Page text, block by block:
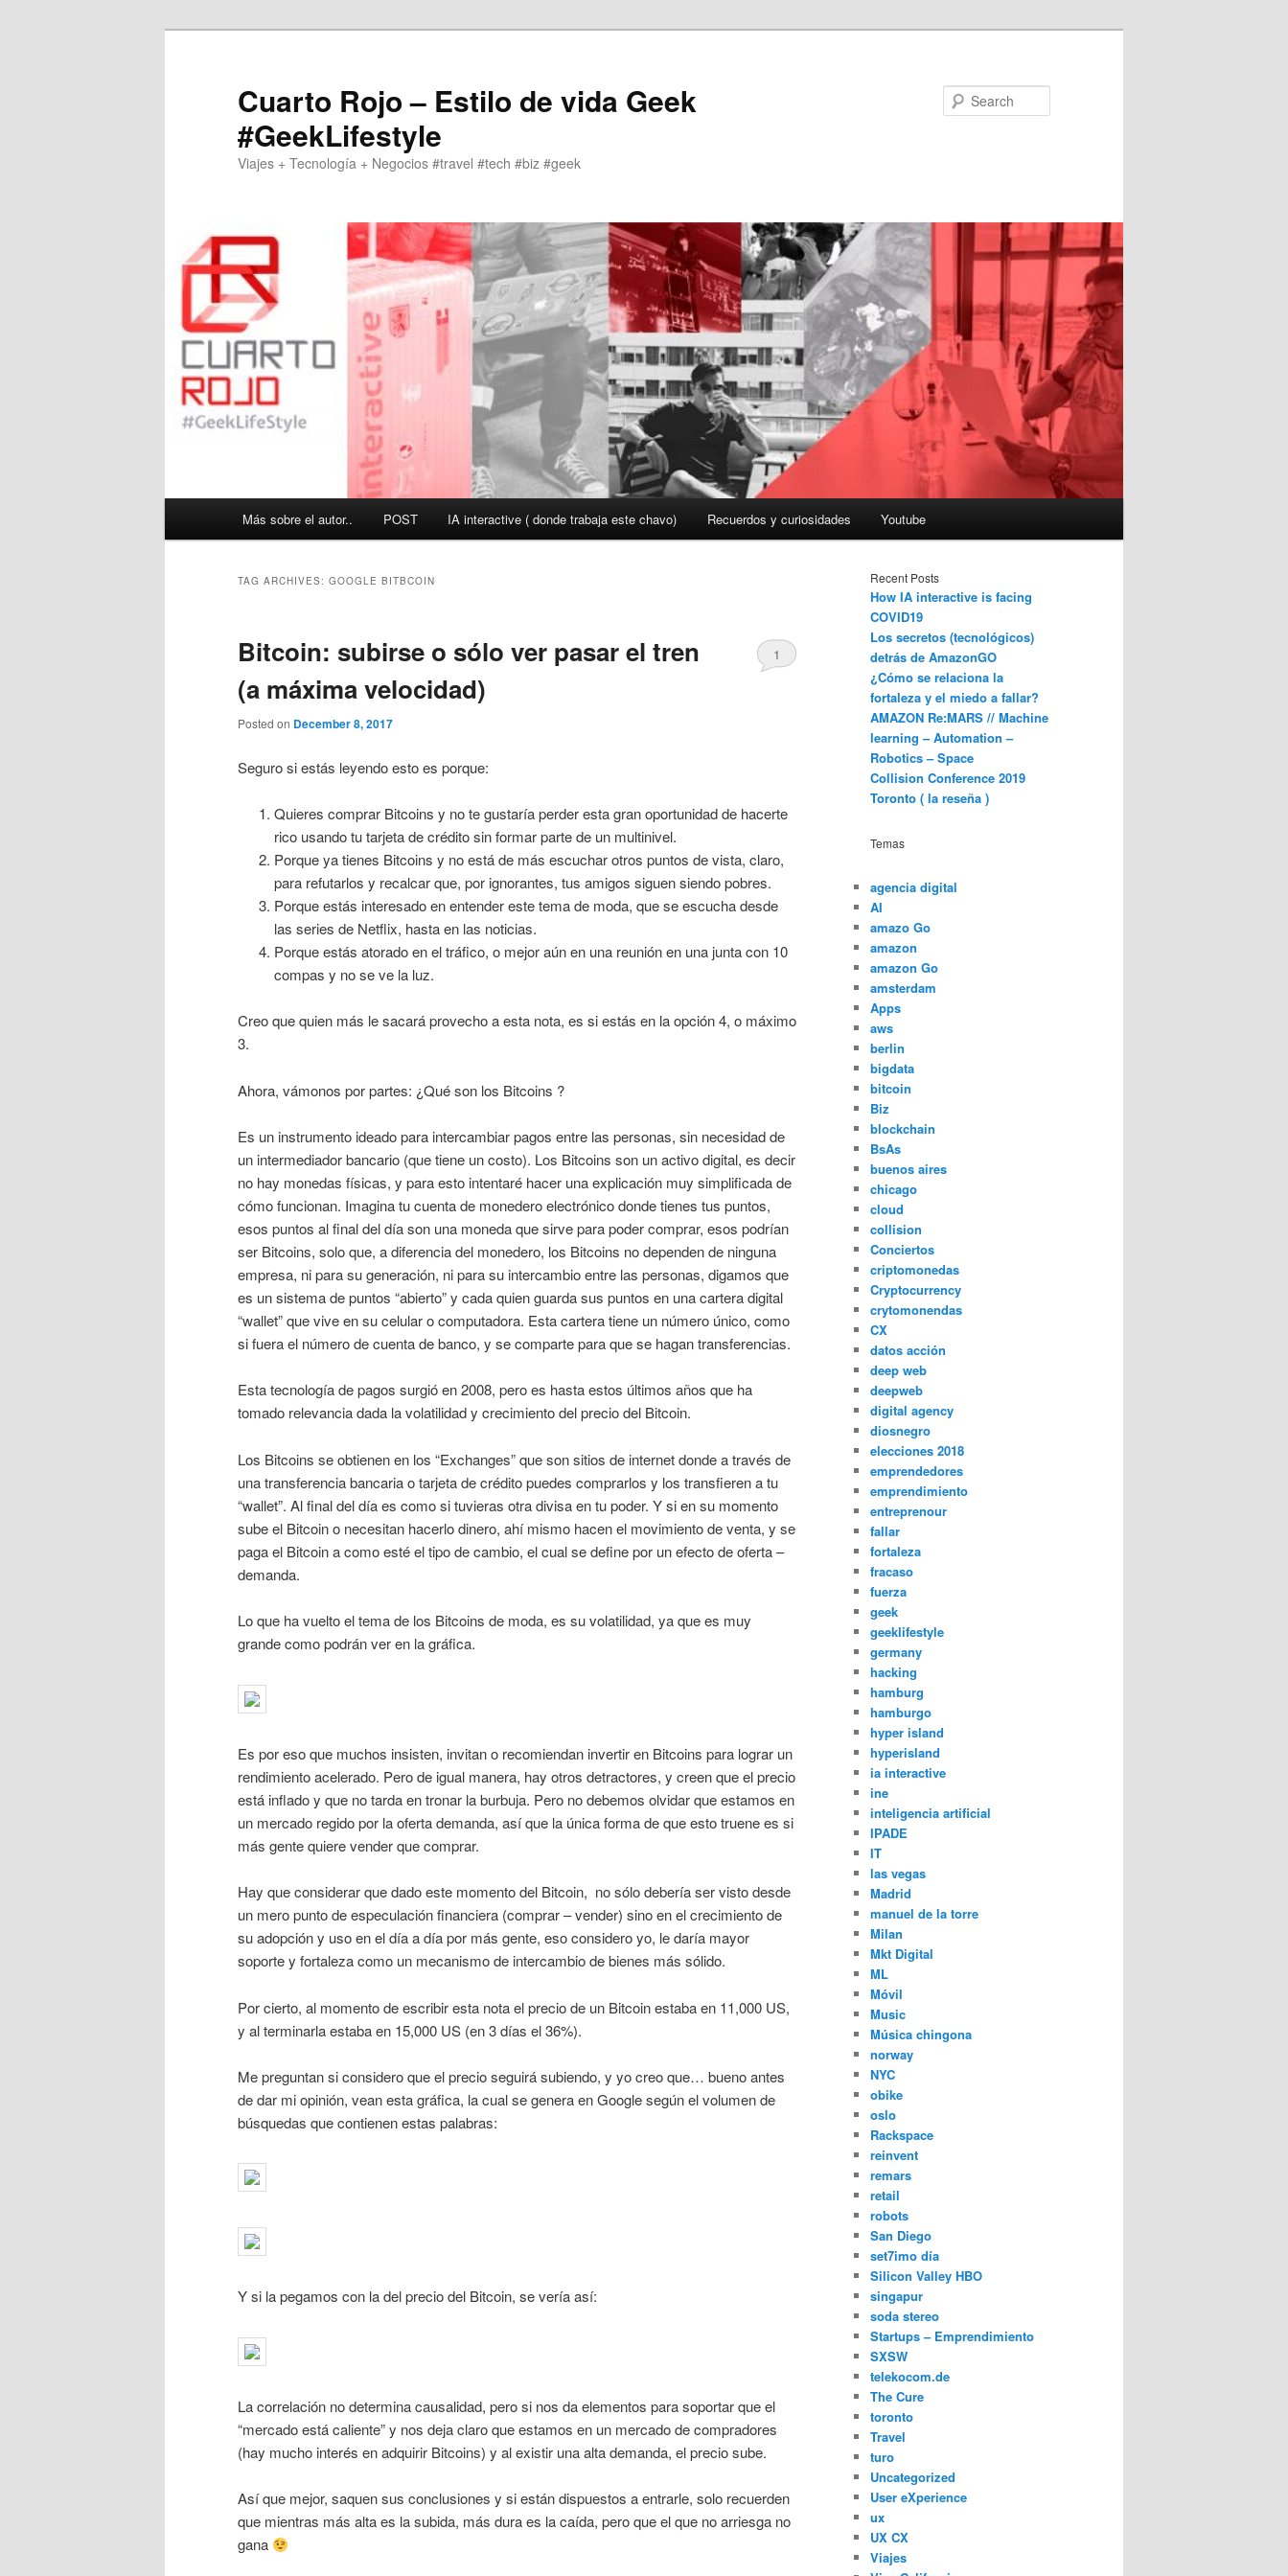
Cuarto Rojo – Estilo de vida Geek
#GeekLifestyle
Viajes + Tecnología + Negocios #travel #tech #biz #geek
Más sobre el autor.. POST IA interactive ( donde trabaja este chavo) Recuerdos y curiosidades Youtube
TAG ARCHIVES: GOOGLE BITBCOIN
Bitcoin: subirse o sólo ver pasar el tren
(a máxima velocidad)
Posted on December 8, 2017
1
Seguro si estás leyendo esto es porque:
Quieres comprar Bitcoins y no te gustaría perder esta gran oportunidad de hacerte
rico usando tu tarjeta de crédito sin formar parte de un multinivel.
Porque ya tienes Bitcoins y no está de más escuchar otros puntos de vista, claro,
para refutarlos y recalcar que, por ignorantes, tus amigos siguen siendo pobres.
Porque estás interesado en entender este tema de moda, que se escucha desde
las series de Netflix, hasta en las noticias.
Porque estás atorado en el tráfico, o mejor aún en una reunión en una junta con 10
compas y no se ve la luz.
Creo que quien más le sacará provecho a esta nota, es si estás en la opción 4, o máximo
3.
Ahora, vámonos por partes: ¿Qué son los Bitcoins ?
Es un instrumento ideado para intercambiar pagos entre las personas, sin necesidad de
un intermediador bancario (que tiene un costo). Los Bitcoins son un activo digital, es decir
no hay monedas físicas, y para esto intentaré hacer una explicación muy simplificada de
cómo funcionan. Imagina tu cuenta de monedero electrónico donde tienes tus puntos,
esos puntos al final del día son una moneda que sirve para poder comprar, esos podrían
ser Bitcoins, solo que, a diferencia del monedero, los Bitcoins no dependen de ninguna
empresa, ni para su generación, ni para su intercambio entre las personas, digamos que
es un sistema de puntos “abierto” y cada quien guarda sus puntos en una cartera digital
“wallet” que vive en su celular o computadora. Esta cartera tiene un número único, como
si fuera el número de cuenta de banco, y se comparte para que se hagan transferencias.
Esta tecnología de pagos surgió en 2008, pero es hasta estos últimos años que ha
tomado relevancia dada la volatilidad y crecimiento del precio del Bitcoin.
Los Bitcoins se obtienen en los “Exchanges” que son sitios de internet donde a través de
una transferencia bancaria o tarjeta de crédito puedes comprarlos y los transfieren a tu
“wallet”. Al final del día es como si tuvieras otra divisa en tu poder. Y si en su momento
sube el Bitcoin o necesitan hacerlo dinero, ahí mismo hacen el movimiento de venta, y se
paga el Bitcoin a como esté el tipo de cambio, el cual se define por un efecto de oferta –
demanda.
Lo que ha vuelto el tema de los Bitcoins de moda, es su volatilidad, ya que es muy
grande como podrán ver en la gráfica.
Es por eso que muchos insisten, invitan o recomiendan invertir en Bitcoins para lograr un
rendimiento acelerado. Pero de igual manera, hay otros detractores, y creen que el precio
está inflado y que no tarda en tronar la burbuja. Pero no debemos olvidar que estamos en
un mercado regido por la oferta demanda, así que la única forma de que esto truene es si
más gente quiere vender que comprar.
Hay que considerar que dado este momento del Bitcoin, no sólo debería ser visto desde
un mero punto de especulación financiera (comprar – vender) sino en el crecimiento de
su adopción y uso en el día a día por más gente, eso considero yo, le daría mayor
soporte y fortaleza como un mecanismo de intercambio de bienes más sólido.
Por cierto, al momento de escribir esta nota el precio de un Bitcoin estaba en 11,000 US,
y al terminarla estaba en 15,000 US (en 3 días el 36%).
Me preguntan si considero que el precio seguirá subiendo, y yo creo que… bueno antes
de dar mi opinión, vean esta gráfica, la cual se genera en Google según el volumen de
búsquedas que contienen estas palabras:
Y si la pegamos con la del precio del Bitcoin, se vería así:
La correlación no determina causalidad, pero si nos da elementos para soportar que el
“mercado está caliente” y nos deja claro que estamos en un mercado de compradores
(hay mucho interés en adquirir Bitcoins) y al existir una alta demanda, el precio sube.
Así que mejor, saquen sus conclusiones y si están dispuestos a entrarle, solo recuerden
que mientras más alta es la subida, más dura es la caída, pero que el que no arriesga no
gana
Recent Posts
How IA interactive is facing
COVID19
Los secretos (tecnológicos)
detrás de AmazonGO
¿Cómo se relaciona la
fortaleza y el miedo a fallar?
AMAZON Re:MARS // Machine
learning – Automation –
Robotics – Space
Collision Conference 2019
Toronto ( la reseña )
Temas
agencia digital
AI
amazo Go
amazon
amazon Go
amsterdam
Apps
aws
berlin
bigdata
bitcoin
Biz
blockchain
BsAs
buenos aires
chicago
cloud
collision
Conciertos
criptomonedas
Cryptocurrency
crytomonendas
CX
datos acción
deep web
deepweb
digital agency
diosnegro
elecciones 2018
emprendedores
emprendimiento
entreprenour
fallar
fortaleza
fracaso
fuerza
geek
geeklifestyle
germany
hacking
hamburg
hamburgo
hyper island
hyperisland
ia interactive
ine
inteligencia artificial
IPADE
IT
las vegas
Madrid
manuel de la torre
Milan
Mkt Digital
ML
Móvil
Music
Música chingona
norway
NYC
obike
oslo
Rackspace
reinvent
remars
retail
robots
San Diego
set7imo día
Silicon Valley HBO
singapur
soda stereo
Startups – Emprendimiento
SXSW
telekocom.de
The Cure
toronto
Travel
turo
Uncategorized
User eXperience
ux
UX CX
Viajes